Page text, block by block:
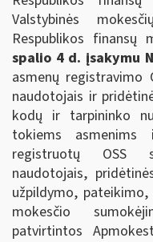
Valstybinės
Respublikos finansų
spalio 4 d. įsakymu
asmenų registravimo
naudotojais ir
kodų ir tarpininko
tokiems asmenims
registruotų OSS
naudotojais,
užpildymo,
mokesčio
patvirtintos